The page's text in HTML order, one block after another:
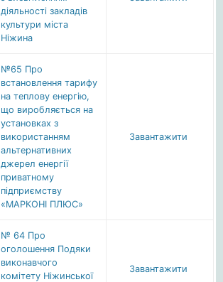
діяльності закладів
культури міста
Ніжина
№65 Про
встановлення тарифу
на теплову енергію,
що виробляється на
установках з
використанням
альтернативних
джерел енергії
приватному
підприємству
«МАРКОНІ ПЛЮС»
Завантажити
№ 64 Про
оголошення Подяки
виконавчого
комітету Ніжинської
Завантажити